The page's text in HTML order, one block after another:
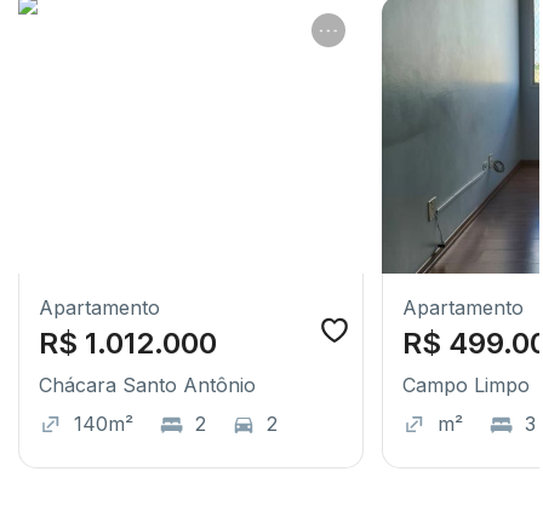
Apartamento
R$ 1.012.000
Chácara Santo Antônio
140m²
2 2
Apartamento
R$
Campo Limpo
m²
3